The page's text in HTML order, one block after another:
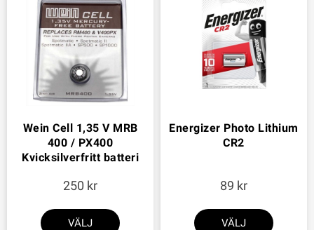
Wein Cell 1,35 V MRB
400 / PX400
Kvicksilverfritt batteri
250
VÄLJ
Energizer Photo Lithium
CR2
89
VÄLJ